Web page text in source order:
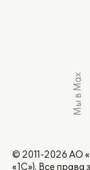
Мы в Max
© 2011-2026 АО
«1С»). Все